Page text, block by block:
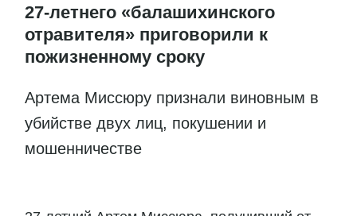
27-летнего «балашихинского
отравителя» приговорили к
пожизненному сроку
Артема Миссюру признали виновным в
убийстве двух лиц, покушении и
мошенничестве